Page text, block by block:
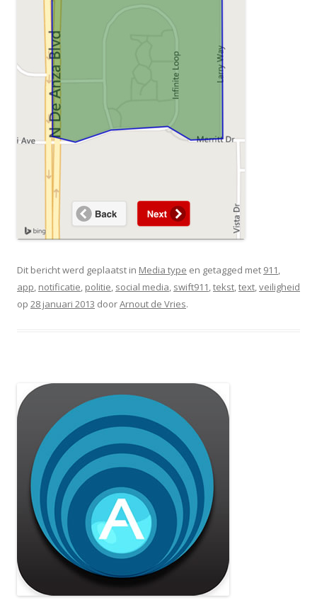
Dit bericht werd geplaatst in Media type en getagged met 911,
app, notificatie, politie, social media, swift911,tekst,text,veiligheid
op 28 januari 2013 doorArnout de Vries.